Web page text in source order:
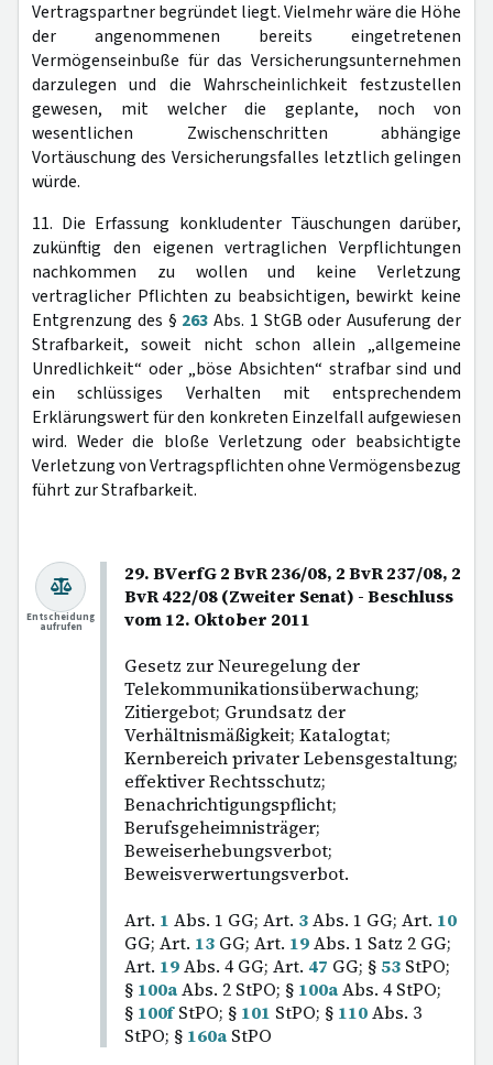
Vertragspartner begründet liegt. Vielmehr wäre die Höhe
der angenommenen bereits eingetretenen
Vermögenseinbuße für das Versicherungsunternehmen
darzulegen und die Wahrscheinlichkeit festzustellen
gewesen, mit welcher die geplante, noch von
wesentlichen Zwischenschritten abhängige
Vortäuschung des Versicherungsfalles letztlich gelingen
würde.
11. Die Erfassung konkludenter Täuschungen darüber,
zukünftig den eigenen vertraglichen Verpflichtungen
nachkommen zu wollen und keine Verletzung
vertraglicher Pflichten zu beabsichtigen, bewirkt keine
Entgrenzung des § 263 Abs. 1 StGB oder Ausuferung der
Strafbarkeit, soweit nicht schon allein „allgemeine
Unredlichkeit“ oder „böse Absichten“ strafbar sind und
ein schlüssiges Verhalten mit entsprechendem
Erklärungswert für den konkreten Einzelfall aufgewiesen
wird. Weder die bloße Verletzung oder beabsichtigte
Verletzung von Vertragspflichten ohne Vermögensbezug
führt zur Strafbarkeit.
29. BVerfG 2 BvR 236/08, 2 BvR 237/08, 2
BvR 422/08 (Zweiter Senat) - Beschluss
vom 12. Oktober 2011
Gesetz zur Neuregelung der
Telekommunikationsüberwachung;
Zitiergebot; Grundsatz der
Verhältnismäßigkeit; Katalogtat;
Kernbereich privater Lebensgestaltung;
effektiver Rechtsschutz;
Benachrichtigungspflicht;
Berufsgeheimnisträger;
Beweiserhebungsverbot;
Beweisverwertungsverbot.
Art. 1 Abs. 1 GG; Art. 3Abs. 1 GG; Art. 10
GG; Art. 13 GG; Art. 19Abs. 1 Satz 2 GG;
Art. 19Abs. 4 GG; Art. 47 GG; § 53 StPO;
§ 100aAbs. 2 StPO; § 100aAbs. 4 StPO;
§ 100fStPO; § 101 StPO; § 110Abs. 3
StPO; § 160a StPO
Entscheidung
aufrufen